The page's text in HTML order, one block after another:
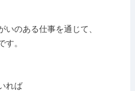
のある仕事を通じて、
す。
れば